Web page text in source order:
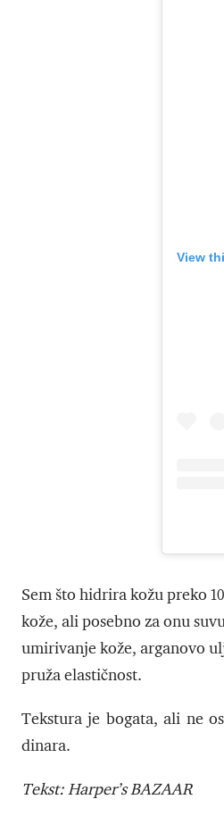
View
Sem što hidrira kožu preko
kože, ali posebno za onu
umirivanje kože, arganovo
pruža elastičnost.
Tekstura je bogata, ali ne
dinara.
Tekst: Harper’s BAZAAR